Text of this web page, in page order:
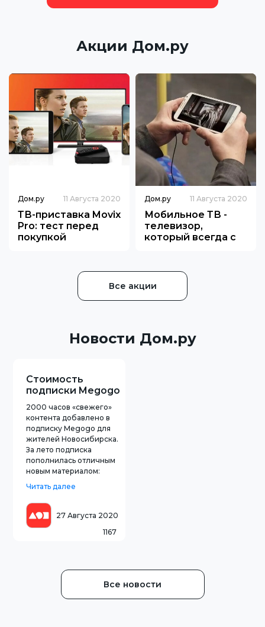
Акции Дом.ру
Дом.ру 11 Августа 2020
ТВ-приставка Movix
Pro: тест перед
покупкой
Дом.ру 11 Августа 2020
Мобильное ТВ -
телевизор,
который всегда с
Все акции
Новости Дом.ру
Стоимость
подписки Megogo
изменится с 1
сентября
2000 часов «свежего»
контента добавлено в
подписку Megogo для
жителей Новосибирска.
За лето подписка
пополнилась отличным
новым материалом:
Полный курс по web-
дизайну от GeekBrains,
специально для
желающих овладеть
новой, востребованной
в современных реалиях
Читать далее
27 Августа 2020
1167
Все новости